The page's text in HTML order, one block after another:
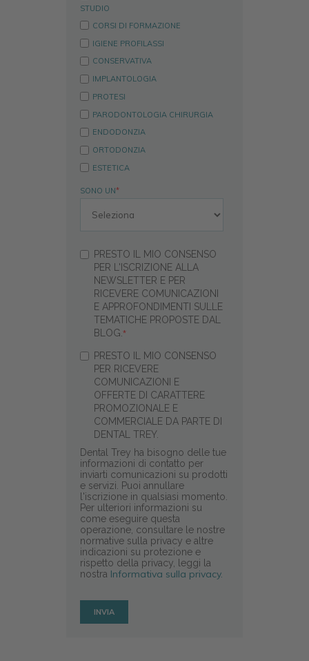
STUDIO
CORSI DI FORMAZIONE
IGIENE PROFILASSI
CONSERVATIVA
IMPLANTOLOGIA
PROTESI
PARODONTOLOGIA CHIRURGIA
ENDODONZIA
ORTODONZIA
ESTETICA
SONO UN*
PRESTO IL MIO CONSENSO
PER L'ISCRIZIONE ALLA
NEWSLETTER E PER
RICEVERE COMUNICAZIONI
E APPROFONDIMENTI SULLE
TEMATICHE PROPOSTE DAL
BLOG.*
PRESTO IL MIO CONSENSO
PER RICEVERE
COMUNICAZIONI E
OFFERTE DI CARATTERE
PROMOZIONALE E
COMMERCIALE DA PARTE DI
DENTAL TREY.
Dental Trey ha bisogno delle tue
informazioni di contatto per
inviarti comunicazioni su prodotti
e servizi. Puoi annullare
l'iscrizione in qualsiasi momento.
Per ulteriori informazioni su
come eseguire questa
operazione, consultare le nostre
normative sulla privacy e altre
indicazioni su protezione e
rispetto della privacy, leggi la
nostra Informativa sulla privacy.